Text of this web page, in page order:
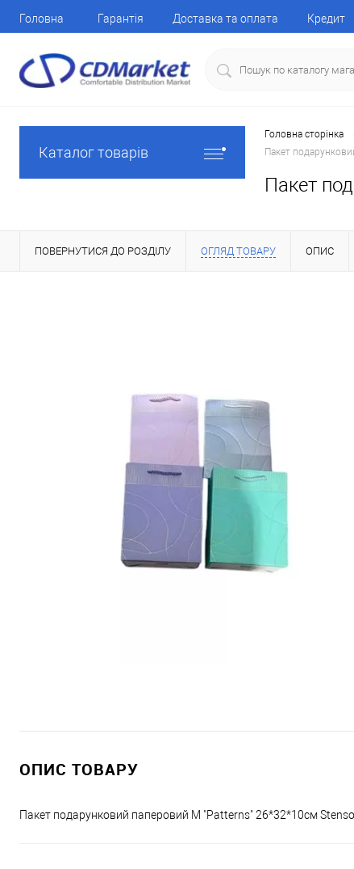
Головна Гарантія Доставка та оплата Кредит
Каталог товарів
Головна сторінка
Пакет
Пакет
ПОВЕРНУТИСЯ ДО РОЗДІЛУ ОГЛЯД ТОВАРУ ОПИС
ОПИС ТОВАРУ
Пакет подарунковий паперовий M "Patterns" 26*32*10см